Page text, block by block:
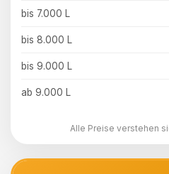
bis 7.000 L
bis 8.000 L
bis 9.000 L
ab 9.000 L
Alle Preise verstehen